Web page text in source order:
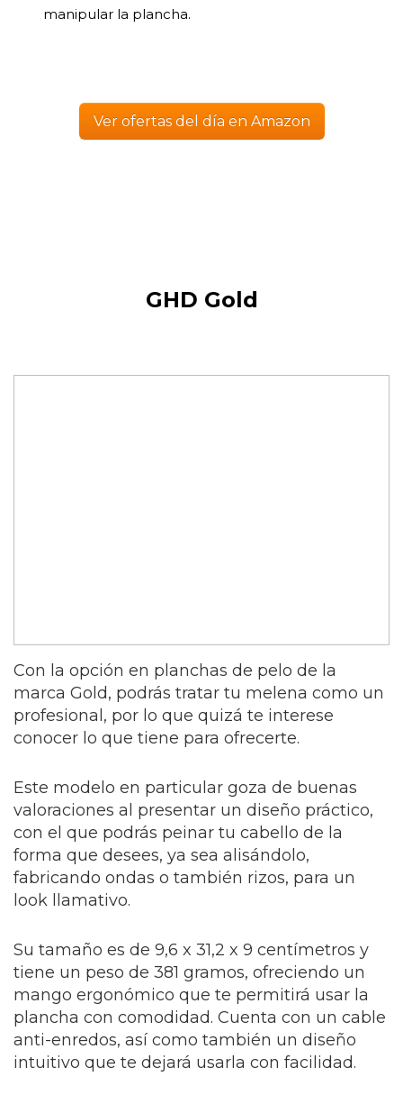
manipular la plancha.
Ver ofertas del día en Amazon
GHD Gold
Con la opción en planchas de pelo de la
marca Gold, podrás tratar tu melena como un
profesional, por lo que quizá te interese
conocer lo que tiene para ofrecerte.
Este modelo en particular goza de buenas
valoraciones al presentar un diseño práctico,
con el que podrás peinar tu cabello de la
forma que desees, ya sea alisándolo,
fabricando ondas o también rizos, para un
look llamativo.
Su tamaño es de 9,6 x 31,2 x 9 centímetros y
tiene un peso de 381 gramos, ofreciendo un
mango ergonómico que te permitirá usar la
plancha con comodidad. Cuenta con un cable
anti-enredos, así como también un diseño
intuitivo que te dejará usarla con facilidad.